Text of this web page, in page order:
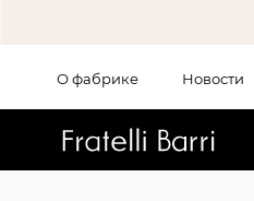
О фабрике Новости